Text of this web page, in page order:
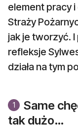
element pracy
Straży
jak je tworzyć.
refleksje
działa na tym
1
Same
tak dużo…